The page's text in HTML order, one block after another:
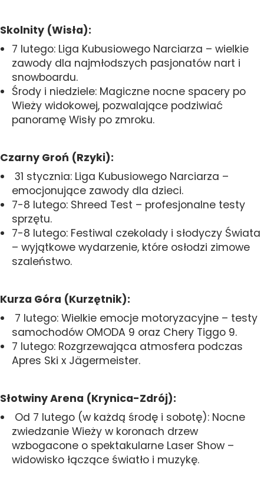
Skolnity (Wisła):
7 lutego: Liga Kubusiowego Narciarza – wielkie
zawody dla najmłodszych pasjonatów nart i
snowboardu.
Środy i niedziele: Magiczne nocne spacery po
Wieży widokowej, pozwalające podziwiać
panoramę Wisły po zmroku.
Czarny Groń (Rzyki):
31 stycznia: Liga Kubusiowego Narciarza –
emocjonujące zawody dla dzieci.
7-8 lutego: Shreed Test – profesjonalne testy
sprzętu.
7-8 lutego: Festiwal czekolady i słodyczy Świata
– wyjątkowe wydarzenie, które osłodzi zimowe
szaleństwo.
Kurza Góra (Kurzętnik):
7 lutego: Wielkie emocje motoryzacyjne – testy
samochodów OMODA 9 oraz Chery Tiggo 9.
7 lutego: Rozgrzewająca atmosfera podczas
Apres Ski x Jägermeister.
Słotwiny Arena (Krynica-Zdrój):
Od 7 lutego (w każdą środę i sobotę): Nocne
zwiedzanie Wieży w koronach drzew
wzbogacone o spektakularne Laser Show –
widowisko łączące światło i muzykę.